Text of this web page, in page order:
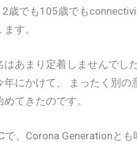
も105歳でも
す。
まり定着しませんでした
かけて、 まったく別の
きたのです。
Corona Generationとも